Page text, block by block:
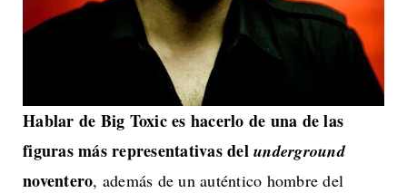
Hablar de Big Toxic es hacerlo de una de las
figuras más representativas del underground
noventero, además de un auténtico hombre del